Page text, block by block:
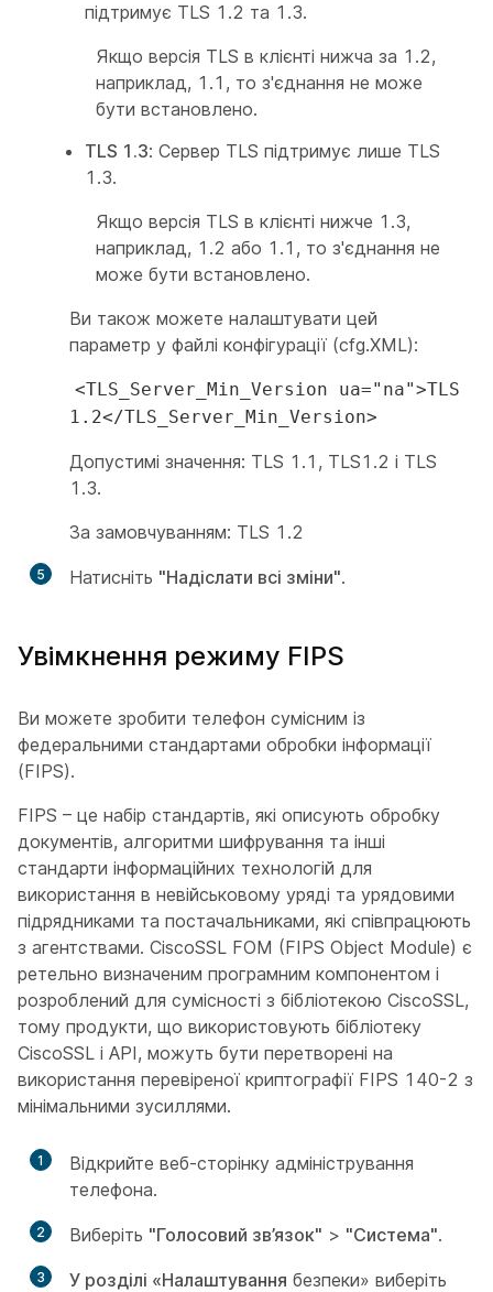
підтримує TLS 1.2 та 1.3.
Якщо версія TLS в клієнті нижча за 1.2,
наприклад, 1.1, то з'єднання не може
бути встановлено.
TLS 1.3: Сервер TLS підтримує лише TLS
1.3.
Якщо версія TLS в клієнті нижче 1.3,
наприклад, 1.2 або 1.1, то з'єднання не
може бути встановлено.
Ви також можете налаштувати цей
параметр у файлі конфігурації (cfg.XML):
<TLS_Server_Min_Version ua="na">TLS
1.2</TLS_Server_Min_Version>
Допустимі значення: TLS 1.1, TLS1.2 і TLS
1.3.
За замовчуванням: TLS 1.2
5 Натисніть "Надіслати всі зміни".
Увімкнення режиму FIPS
Ви можете зробити телефон сумісним із
федеральними стандартами обробки інформації
(FIPS).
FIPS – це набір стандартів, які описують обробку
документів, алгоритми шифрування та інші
стандарти інформаційних технологій для
використання в невійськовому уряді та урядовими
підрядниками та постачальниками, які співпрацюють
з агентствами. CiscoSSL FOM (FIPS Object Module) є
ретельно визначеним програмним компонентом і
розроблений для сумісності з бібліотекою CiscoSSL,
тому продукти, що використовують бібліотеку
CiscoSSL і API, можуть бути перетворені на
використання перевіреної криптографії FIPS 140-2 з
мінімальними зусиллями.
1
Відкрийте веб-сторінку адміністрування
телефона.
2 Виберіть "Голосовий зв’язок" > "Система".
3 У розділі «Налаштування безпеки» виберіть